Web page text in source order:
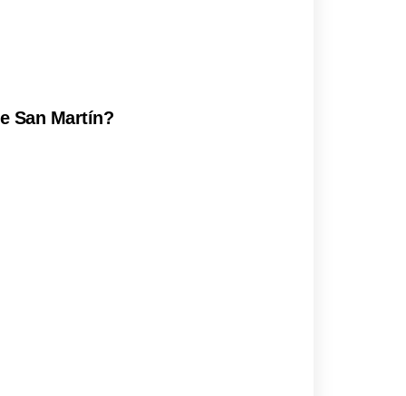
San Martín?